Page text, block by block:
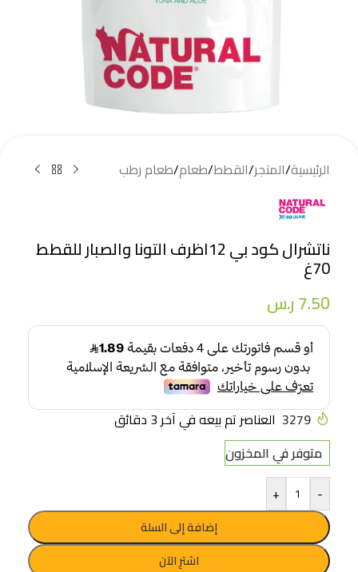
الرئيسية/المتجر/القطط/طعام/طعام رطب
ناتشرال كود بي 12اظرف التونا والصبار للقطط
70غ
7.50ر.س
3279 العناصر تم بيعه في آخر 3 دقائق
متوفر في المخزون
-
+
إضافة إلى السلة
اشترِ الآن